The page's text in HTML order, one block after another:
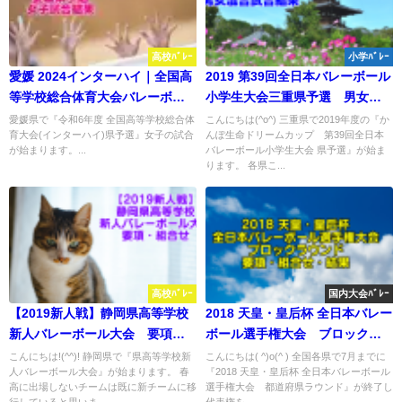
高校ﾊﾞﾚｰ
愛媛 2024インターハイ｜全国高
等学校総合体育大会バレーボー
ル県予選 女子試合結果
愛媛県で『令和6年度 全国高等学校総合体
育大会(インターハイ)県予選』女子の試合
が始まります。...
小学ﾊﾞﾚｰ
2019 第39回全日本バレーボール
小学生大会三重県予選 男女混
合試合結果
こんにちは(^o^) 三重県で2019年度の『か
んぽ生命ドリームカップ 第39回全日本
バレーボール小学生大会 県予選』が始ま
ります。 各県こ...
高校ﾊﾞﾚｰ
【2019新人戦】静岡県高等学校
新人バレーボール大会 要項・
組合せ
こんにちは!(^^)! 静岡県で『県高等学校新
人バレーボール大会』が始まります。 春
高に出場しないチームは既に新チームに移
国内大会ﾊﾞﾚｰ
2018 天皇・皇后杯 全日本バレー
ボール選手権大会 ブロックラ
ウンド要項・組合せ・結果
こんにちは( ^)o(^ ) 全国各県で7月までに
『2018 天皇・皇后杯 全日本バレーボール
選手権大会 都道府県ラウンド』が終了し